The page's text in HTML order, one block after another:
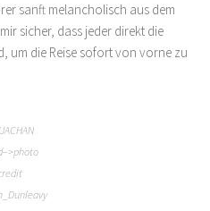
sanft melancholisch aus dem
sicher, dass jeder direkt die
um die Reise sofort von vorne zu